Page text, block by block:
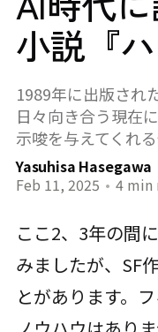
小説『
1989年に出版され
日々向き合う現在
示唆を与えてくれる
Yasuhisa Hasegawa
Feb 11, 2025 • 4 min
ここ2、3年の間
みましたが、SF
とがあります。